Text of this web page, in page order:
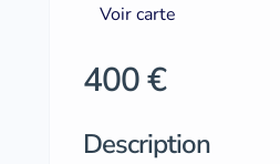
Voir carte
400 €
Description